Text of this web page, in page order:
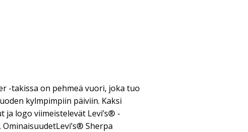
-takissa on pehmeä vuori, joka tuo
kylmpimpiin päiviin. Kaksi
ja logo viimeistelevät Levi’s® -
Sherpa